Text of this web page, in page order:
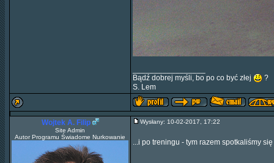
Bądź dobrej myśli, bo po co być złej
?
S. Lem
Wojtek A. Filip
Site Admin
Autor Programu Świadome Nurkowanie
Wysłany: 10-02-2017, 17:22
...i po treningu - tym razem spotkaliśmy